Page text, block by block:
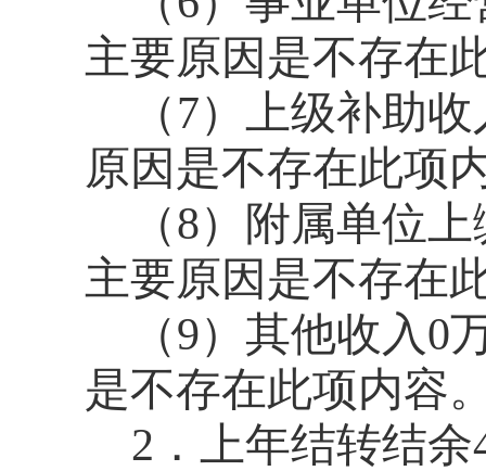
主要原因是不存在
（7）上级补助
原因是不存在此项
（8）附属单位
主要原因是不存在
（9）其他收入
是不存在此项内容
2．上年结转结余